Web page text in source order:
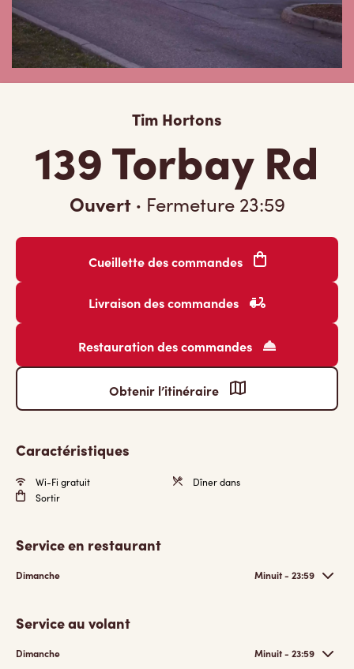
Tim Hortons
139 Torbay Rd
Ouvert · Fermeture 23:59
Cueillette des commandes
Livraison des commandes
Restauration des commandes
Obtenir l’itinéraire
Caractéristiques
Wi-Fi gratuit
Dîner dans
Sortir
Service en restaurant
Dimanche Minuit - 23:59
Service au volant
Dimanche Minuit - 23:59